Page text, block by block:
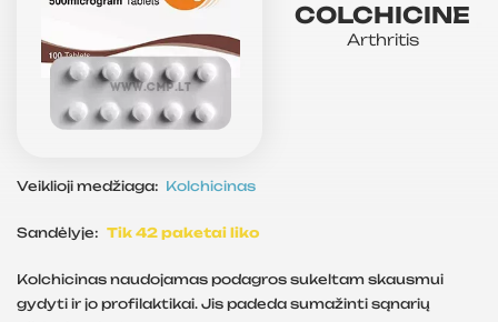
COLCHICINE
Arthritis
Veiklioji medžiaga: Kolchicinas
Sandėlyje: Tik 42 paketai liko
Kolchicinas naudojamas podagros sukeltam skausmui
gydyti ir jo profilaktikai. Jis padeda sumažinti sąnarių